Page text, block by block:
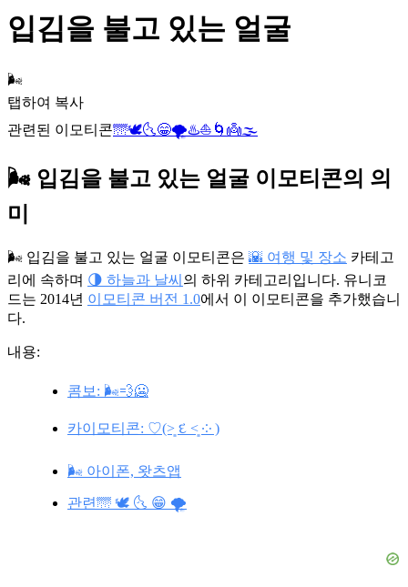
입김을 불고 있는 얼굴
🌬️
탭하여 복사
관련된 이모티콘🌁🕊️🌜😁🌪️♨️⛵ 🌀 👼🌫️
🌬️ 입김을 불고 있는 얼굴 이모티콘의 의
미
🌬️ 입김을 불고 있는 얼굴 이모티콘은 🌇 여행 및 장소 카테고
리에 속하며 🌗 하늘과 날씨 의 하위 카테고리입니다. 유니코
드는 2014년 이모티콘 버전 1.0에서 이 이모티콘을 추가했습니
다.
내용:
콤보: 🌬️💨🥶
카이모티콘: ♡(˃͈ દ ˂͈ ༶ )
🌬️ 아이폰, 왓츠앱
관련🌁 🕊️ 🌜 😁 🌪️